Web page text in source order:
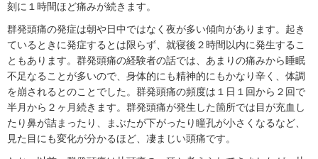
刻に１時間ほど痛みが続きます。
群発頭痛の発症は朝や日中ではなく夜が多い傾向があります。起き
ているときに発症するとは限らず、就寝後２時間以内に発生するこ
ともあります。群発頭痛の経験者の話では、あまりの痛みから睡眠
不足なることが多いので、身体的にも精神的にもかなり辛く、体調
を崩されるとのことでした。群発頭痛の頻度は１日１回から２回で
半月から２ヶ月続きます。群発頭痛が発生した箇所では目が充血し
たり鼻が詰まったり、まぶたが下がったり瞳孔が小さくなるなど、
見た目にも変化が分かるほど、凄まじい頭痛です。